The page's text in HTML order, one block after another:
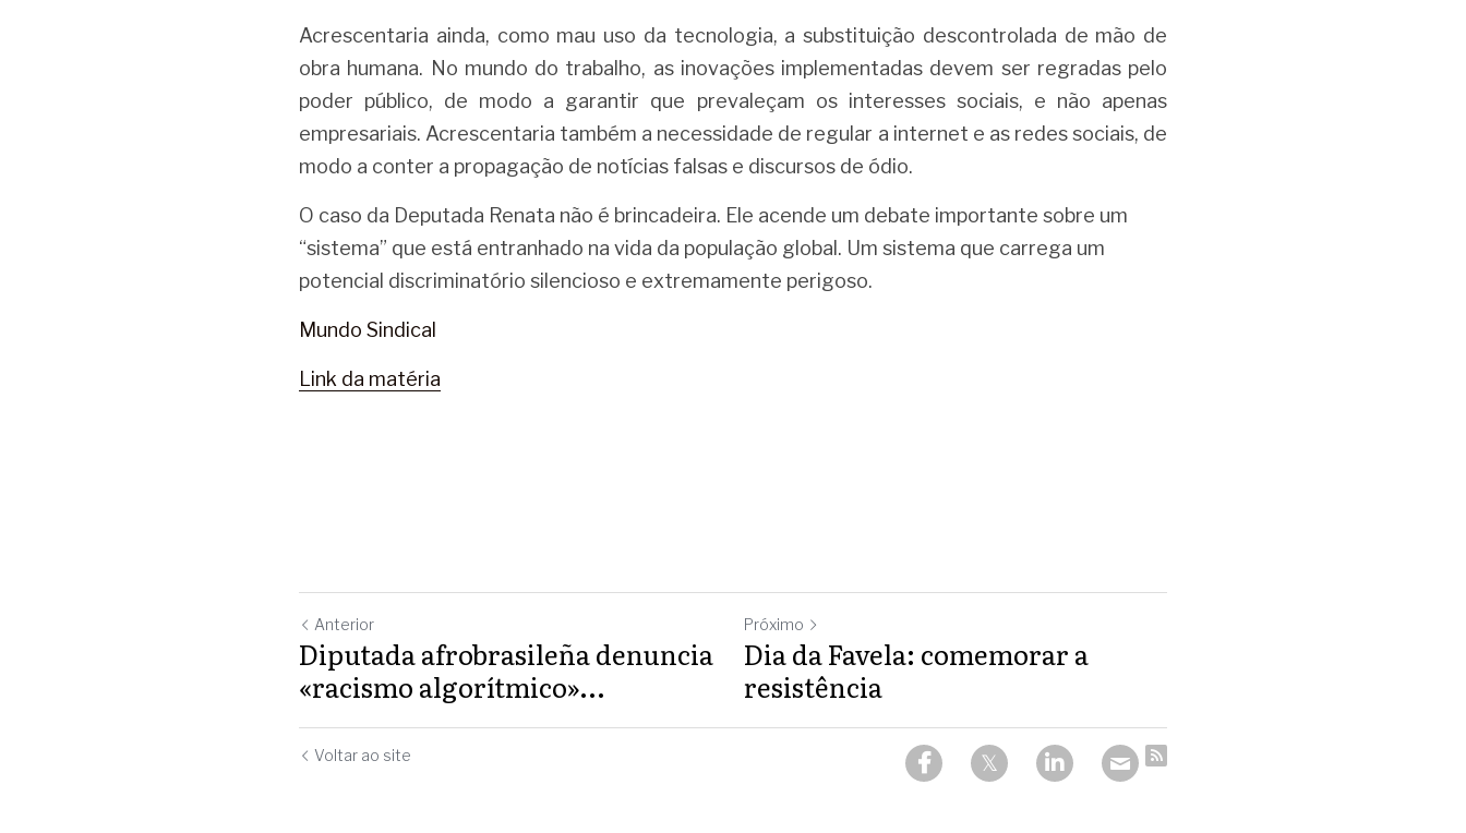
Acrescentaria ainda, como mau uso da tecnologia, a substituição descontrolada de mão de
obra humana. No mundo do trabalho, as inovações implementadas devem ser regradas pelo
poder público, de modo a garantir que prevaleçam os interesses sociais, e não apenas
empresariais. Acrescentaria também a necessidade de regular a internet e as redes sociais, de
modo a conter a propagação de notícias falsas e discursos de ódio.
O caso da Deputada Renata não é brincadeira. Ele acende um debate importante sobre um
“sistema” que está entranhado na vida da população global. Um sistema que carrega um
potencial discriminatório silencioso e extremamente perigoso.
Mundo Sindical
Link da matéria
Anterior
Diputada afrobrasileña denuncia
«racismo algorítmico»...
Próximo
Dia da Favela: comemorar a
resistência
Voltar ao site